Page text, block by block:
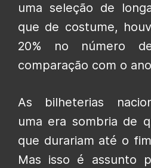
uma seleção de
que de costume,
20% no número
comparação com o
As bilheterias
uma era sombria de
que durariam até o
Mas isso é assunto